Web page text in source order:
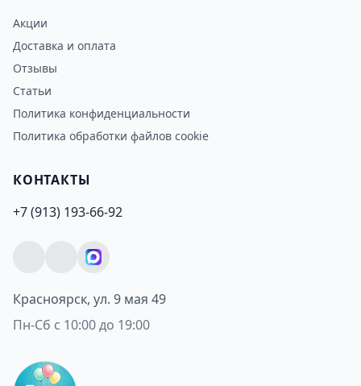
Акции
Доставка и оплата
Отзывы
Статьи
Политика конфиденциальности
Политика обработки файлов cookie
КОНТАКТЫ
+7 (913) 193-66-92
Красноярск, ул. 9 мая 49
Пн-Сб с 10:00 до 19:00